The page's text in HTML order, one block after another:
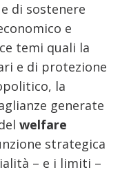
di sostenere
e
temi quali la
e di protezione
la
generate
welfare
strategica
– e i limiti –